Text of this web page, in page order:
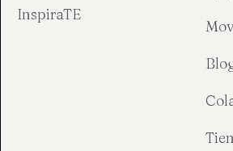
InspiraTE